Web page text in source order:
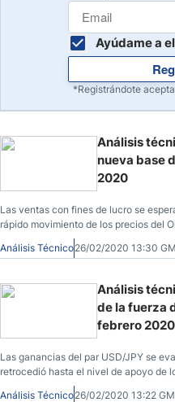
Ayúdame a
*Registrándote
Análisis
nueva base
2020
Las ventas con fines de lucro se
rápido movimiento de los precios del
en siete años al comienzo de esta
hacerlo.
Análisis Técnico26/02/2020 13:30
Análisis
de la fuerza
febrero 2020
Las ganancias del par USD/JPY se
retrocedió hasta el nivel de apoyo de
antes de situarse en los 110,37 al
Análisis Técnico26/02/2020 13:22